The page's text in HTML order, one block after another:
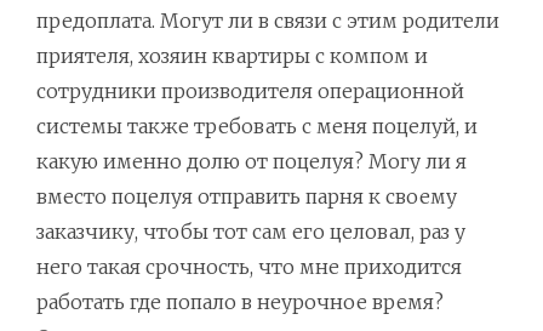
предоплата. Могут ли в связи с этим родители
приятеля, хозяин квартиры с компом и
сотрудники производителя операционной
системы также требовать с меня поцелуй, и
какую именно долю от поцелуя? Могу ли я
вместо поцелуя отправить парня к своему
заказчику, чтобы тот сам его целовал, раз у
него такая срочность, что мне приходится
работать где попало в неурочное время?